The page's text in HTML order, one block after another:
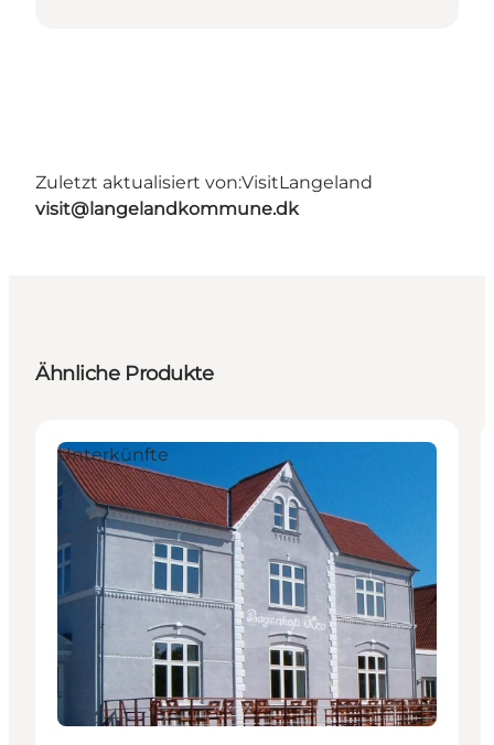
Zuletzt aktualisiert von:VisitLangeland
visit@langelandkommune.dk
Ähnliche Produkte
Unterkünfte